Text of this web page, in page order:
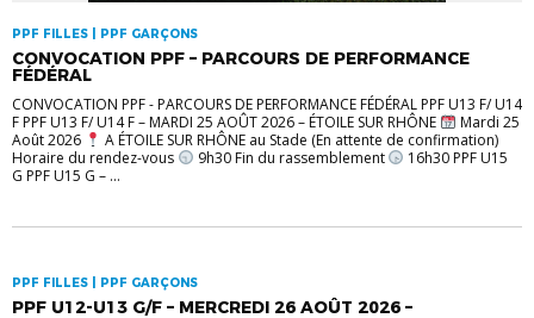
PPF FILLES | PPF GARÇONS
CONVOCATION PPF – PARCOURS DE PERFORMANCE
FÉDÉRAL
CONVOCATION PPF - PARCOURS DE PERFORMANCE FÉDÉRAL PPF U13 F/ U14
F PPF U13 F/ U14 F – MARDI 25 AOÛT 2026 – ÉTOILE SUR RHÔNE
Mardi 25
Août 2026
A ÉTOILE SUR RHÔNE au Stade (En attente de confirmation)
Horaire du rendez-vous
9h30 Fin du rassemblement
16h30 PPF U15
G PPF U15 G – ...
PPF FILLES | PPF GARÇONS
PPF U12-U13 G/F – MERCREDI 26 AOÛT 2026 –